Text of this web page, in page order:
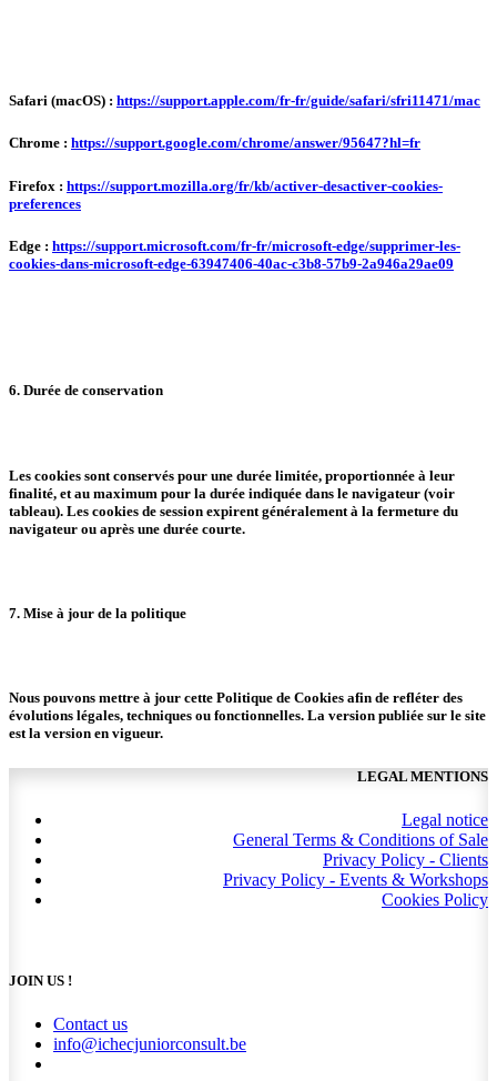
Safari (macOS) : https://support.apple.com/fr-fr/guide/safari/sfri11471/mac
Chrome : https://support.google.com/chrome/answer/95647?hl=fr
Firefox : https://support.mozilla.org/fr/kb/activer-desactiver-cookies-
preferences
Edge : https://support.microsoft.com/fr-fr/microsoft-edge/supprimer-les-
cookies-dans-microsoft-edge-63947406-40ac-c3b8-57b9-2a946a29ae09
6. Durée de conservation
Les cookies sont conservés pour une durée limitée, proportionnée à leur
finalité, et au maximum pour la durée indiquée dans le navigateur (voir
tableau). Les cookies de session expirent généralement à la fermeture du
navigateur ou après une durée courte.
7. Mise à jour de la politique
Nous pouvons mettre à jour cette Politique de Cookies afin de refléter des
évolutions légales, techniques ou fonctionnelles. La version publiée sur le site
est la version en vigueur.
LEGAL MENTIONS
Legal notice
General Terms & Conditions of Sale
Privacy Policy - Clients
Privacy Policy - Events & Workshops
Cookies Policy
JOIN US !
Contact us
info@ichecjuniorconsult.be